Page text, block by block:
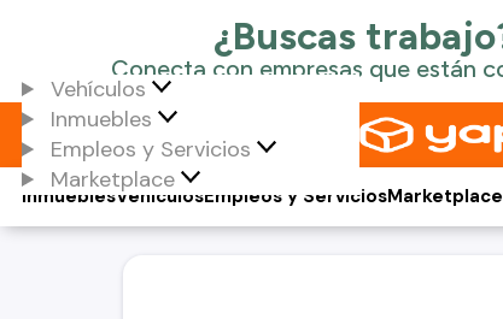
Vehículos
Inmuebles
Empleos y Servicios
Marketplace
Vehículos
Inmuebles Empleos y ServiciosMarketplace